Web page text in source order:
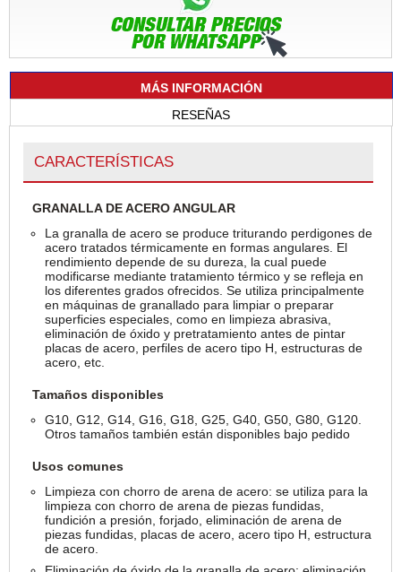
MÁS INFORMACIÓN
RESEÑAS
CARACTERÍSTICAS
GRANALLA DE ACERO ANGULAR
La granalla de acero se produce triturando perdigones de
acero tratados térmicamente en formas angulares. El
rendimiento depende de su dureza, la cual puede
modificarse mediante tratamiento térmico y se refleja en
los diferentes grados ofrecidos. Se utiliza principalmente
en máquinas de granallado para limpiar o preparar
superficies especiales, como en limpieza abrasiva,
eliminación de óxido y pretratamiento antes de pintar
placas de acero, perfiles de acero tipo H, estructuras de
acero, etc.
Tamaños disponibles
G10, G12, G14, G16, G18, G25, G40, G50, G80, G120.
Otros tamaños también están disponibles bajo pedido
Usos comunes
Limpieza con chorro de arena de acero: se utiliza para la
limpieza con chorro de arena de piezas fundidas,
fundición a presión, forjado, eliminación de arena de
piezas fundidas, placas de acero, acero tipo H, estructura
de acero.